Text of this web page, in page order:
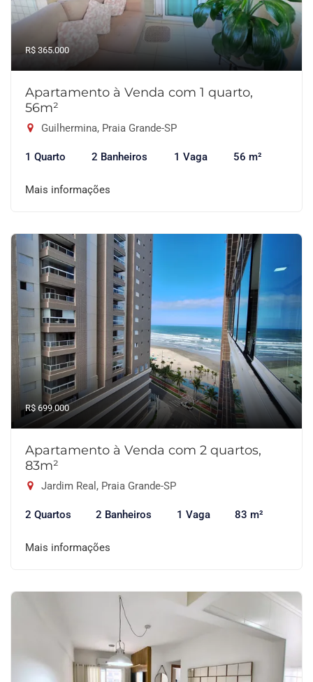
R$ 365.000
Apartamento à Venda com 1 quarto,
56m²
Guilhermina, Praia Grande-SP
1 Quarto 2 Banheiros 1 Vaga 56 m²
Mais informações
R$ 699.000
Apartamento à Venda com 2 quartos,
83m²
Jardim Real, Praia Grande-SP
2 Quartos 2 Banheiros 1 Vaga 83 m²
Mais informações